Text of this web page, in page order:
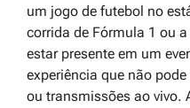
um jogo de futebol no
corrida de Fórmula 1 ou
estar presente em um
experiência que não
ou transmissões ao vivo.